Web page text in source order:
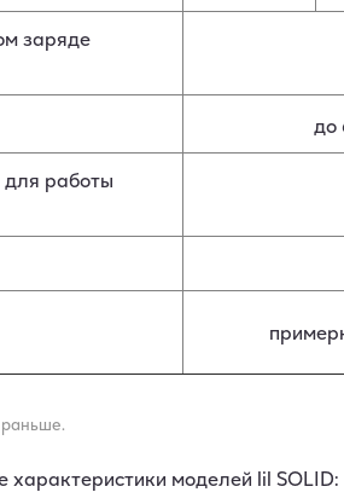
заряде
до
работы
характеристики моделей lil SOLID: